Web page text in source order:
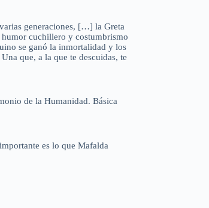
generaciones, […] la Greta
cuchillero y costumbrismo
se ganó la inmortalidad y los
que, a la que te descuidas, te
de la Humanidad. Básica
es lo que Mafalda